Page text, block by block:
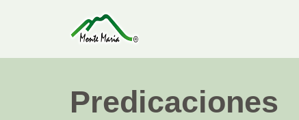
Predicaciones